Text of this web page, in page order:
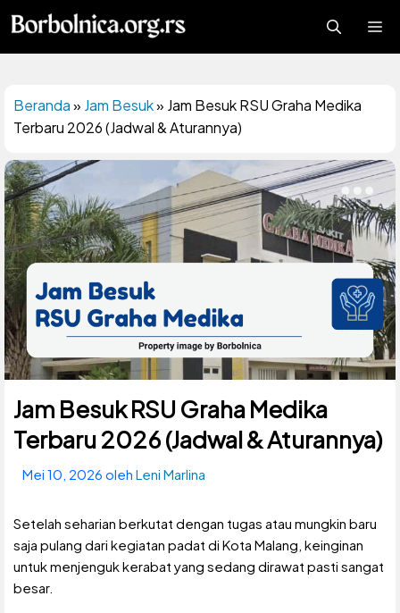
Langsung
ke
isi
Beranda» Jam Besuk» Jam Besuk RSU Graha Medika
Terbaru 2026 (Jadwal & Aturannya)
Jam Besuk RSU Graha Medika
Terbaru 2026 (Jadwal & Aturannya)
Mei 10, 2026 oleh Leni Marlina
Setelah seharian berkutat dengan tugas atau mungkin baru
saja pulang dari kegiatan padat di Kota Malang, keinginan
untuk menjenguk kerabat yang sedang dirawat pasti sangat
besar.